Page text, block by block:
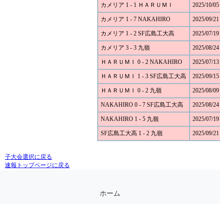
カメリア 1 - 1 ＨＡＲＵＭＩ 2025/10/05
カメリア 1 - 7 NAKAHIRO 2025/09/21
カメリア 1 - 2 SF広島工大高 2025/07/19
カメリア 3 - 3 九嶺 2025/08/24
ＨＡＲＵＭＩ 0 - 2 NAKAHIRO 2025/07/13
ＨＡＲＵＭＩ 1 - 3 SF広島工大高 2025/09/15
ＨＡＲＵＭＩ 0 - 2 九嶺 2025/08/09
NAKAHIRO 0 - 7 SF広島工大高 2025/08/24
NAKAHIRO 1 - 5 九嶺 2025/07/19
SF広島工大高 1 - 2 九嶺 2025/09/21
子大会選択に戻る
速報トップページに戻る
ホーム